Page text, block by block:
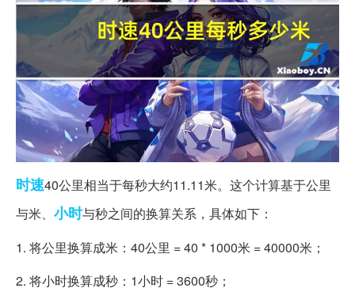
时速40公里相当于每秒大约11.11米。这个计算基于公里
与米、 小时与秒之间的换算关系，具体如下：
1. 将公里换算成米：40公里 = 40 * 1000米 = 40000米；
2. 将小时换算成秒：1小时 = 3600秒；